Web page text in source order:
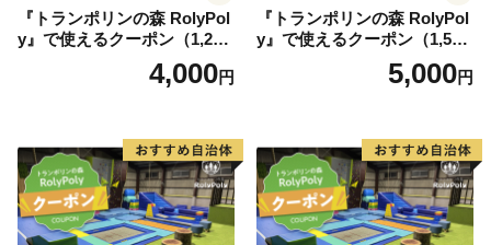
『トランポリンの森 RolyPol
y』で使えるクーポン（1,200
4,000円
『トランポリンの森 RolyPol
y』で使えるクーポン（1,500
5,000円